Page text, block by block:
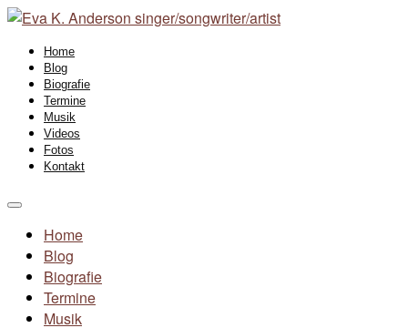
Home
Blog
Biografie
Termine
Musik
Videos
Fotos
Kontakt
Home
Blog
Biografie
Termine
Musik